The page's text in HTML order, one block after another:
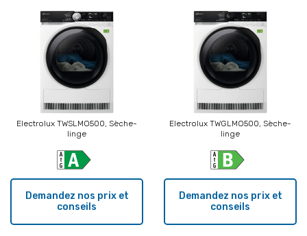
Electrolux TWSLMO500, Sèche-
linge
Demandez nos prix et
conseils
Electrolux TWGLMO500, Sèche-
linge
Demandez nos prix et
conseils